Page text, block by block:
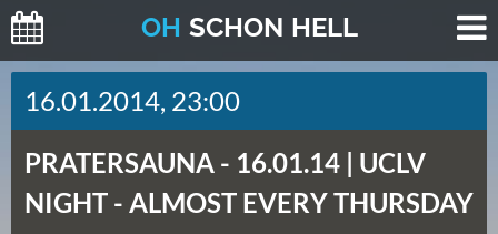
OH SCHON HELL
H
E
T
E
(
16.01.2014, 23:00
PRATERSAUNA - 16.01.14 | UCLV
NIGHT - ALMOST EVERY THURSDAY